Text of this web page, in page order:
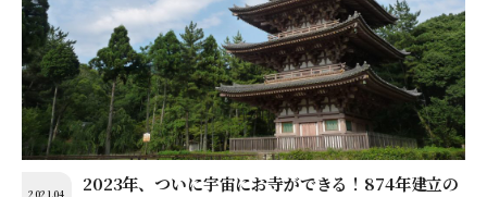
2021.04
2023年、ついに宇宙にお寺ができる！874年建立の